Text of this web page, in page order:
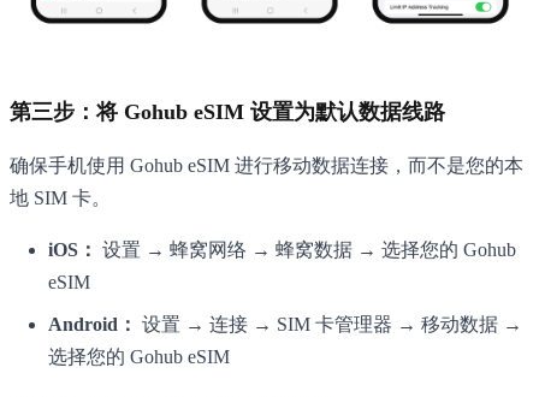
第三步：将 Gohub eSIM 设置为默认数据线路
确保手机使用 Gohub eSIM 进行移动数据连接，而不是您的本
地 SIM 卡。
iOS： 设置 → 蜂窝网络 → 蜂窝数据 → 选择您的 Gohub
eSIM
Android： 设置 → 连接 → SIM 卡管理器 → 移动数据 →
选择您的 Gohub eSIM